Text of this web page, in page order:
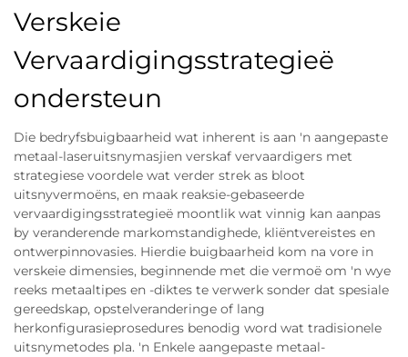
Verskeie
Vervaardigingsstrategieë
ondersteun
Die bedryfsbuigbaarheid wat inherent is aan 'n aangepaste
metaal-laseruitsnymasjien verskaf vervaardigers met
strategiese voordele wat verder strek as bloot
uitsnyvermoëns, en maak reaksie-gebaseerde
vervaardigingsstrategieë moontlik wat vinnig kan aanpas
by veranderende markomstandighede, kliëntvereistes en
ontwerpinnovasies. Hierdie buigbaarheid kom na vore in
verskeie dimensies, beginnende met die vermoë om 'n wye
reeks metaaltipes en -diktes te verwerk sonder dat spesiale
gereedskap, opstelveranderinge of lang
herkonfigurasieprosedures benodig word wat tradisionele
uitsnymetodes pla. 'n Enkele aangepaste metaal-